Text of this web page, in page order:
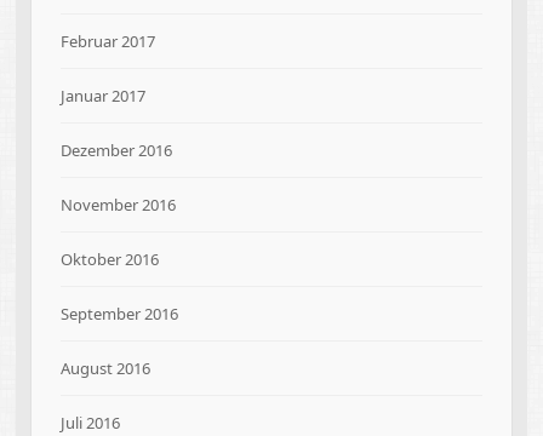
Februar 2017
Januar 2017
Dezember 2016
November 2016
Oktober 2016
September 2016
August 2016
Juli 2016